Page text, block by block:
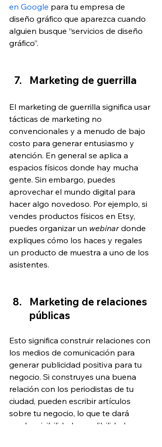
en Google para tu empresa de
diseño gráfico que aparezca cuando
alguien busque “servicios de diseño
gráfico”.
Marketing de guerrilla
El marketing de guerrilla significa usar
tácticas de marketing no
convencionales y a menudo de bajo
costo para generar entusiasmo y
atención. En general se aplica a
espacios físicos donde hay mucha
gente. Sin embargo, puedes
aprovechar el mundo digital para
hacer algo novedoso. Por ejemplo, si
vendes productos físicos en Etsy,
puedes organizar un webinar donde
expliques cómo los haces y regales
un producto de muestra a uno de los
asistentes.
Marketing de relaciones
públicas
Esto significa construir relaciones con
los medios de comunicación para
generar publicidad positiva para tu
negocio. Si construyes una buena
relación con los periodistas de tu
ciudad, pueden escribir artículos
sobre tu negocio, lo que te dará
mucha visibilidad y credibilidad.